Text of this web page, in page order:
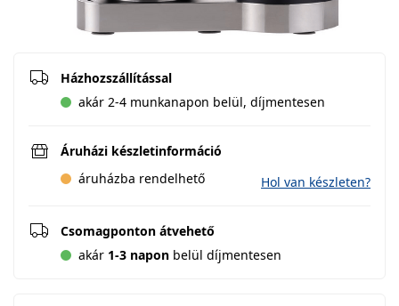
Házhozszállítással
akár 2-4 munkanapon belül, díjmentesen
Áruházi készletinformáció
áruházba rendelhető
Hol van készleten?
Csomagponton átvehető
akár 1-3 napon belül díjmentesen